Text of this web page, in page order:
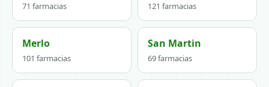
71 farmacias 121 farmacias
Merlo
101 farmacias
San Martin
69 farmacias